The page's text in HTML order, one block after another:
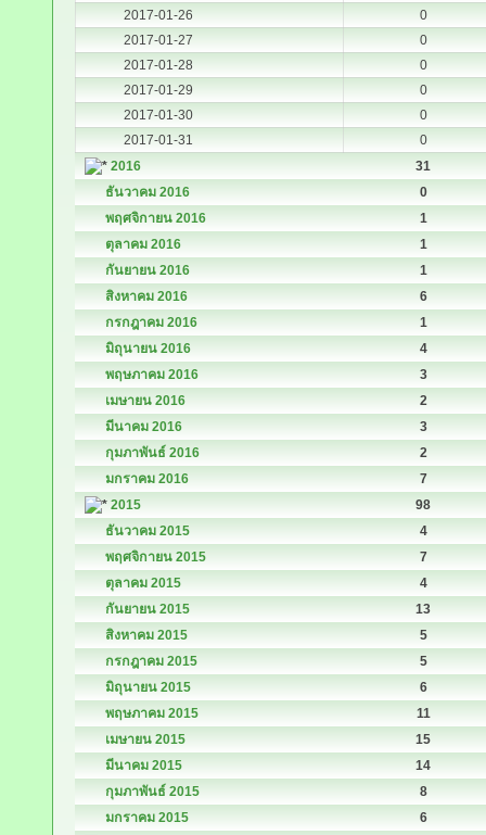
2017-01-26
0
2017-01-27
0
2017-01-28
0
2017-01-29
0
2017-01-30
0
2017-01-31
0
2016
31
ธันวาคม 2016
0
พฤศจิกายน 2016
1
ตุลาคม 2016
1
กันยายน 2016
1
สิงหาคม 2016
6
กรกฎาคม 2016
1
มิถุนายน 2016
4
พฤษภาคม 2016
3
เมษายน 2016
2
มีนาคม 2016
3
กุมภาพันธ์ 2016
2
มกราคม 2016
7
2015
98
ธันวาคม 2015
4
พฤศจิกายน 2015
7
ตุลาคม 2015
4
กันยายน 2015
13
สิงหาคม 2015
5
กรกฎาคม 2015
5
มิถุนายน 2015
6
พฤษภาคม 2015
11
เมษายน 2015
15
มีนาคม 2015
14
กุมภาพันธ์ 2015
8
มกราคม 2015
6